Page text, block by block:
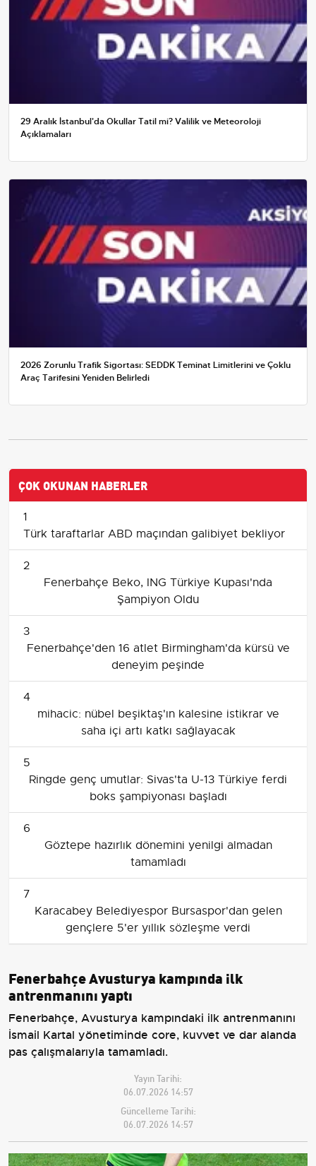
29 Aralık İstanbul'da Okullar Tatil mi? Valilik ve Meteoroloji
Açıklamaları
2026 Zorunlu Trafik Sigortası: SEDDK Teminat Limitlerini ve Çoklu
Araç Tarifesini Yeniden Belirledi
ÇOK OKUNAN HABERLER
1
Türk taraftarlar ABD maçından galibiyet bekliyor
2
Fenerbahçe Beko, ING Türkiye Kupası'nda
Şampiyon Oldu
3
Fenerbahçe'den 16 atlet Birmingham'da kürsü ve
deneyim peşinde
4
mihacic: nübel beşiktaş'ın kalesine istikrar ve
saha içi artı katkı sağlayacak
5
Ringde genç umutlar: Sivas'ta U-13 Türkiye ferdi
boks şampiyonası başladı
6
Göztepe hazırlık dönemini yenilgi almadan
tamamladı
7
Karacabey Belediyespor Bursaspor'dan gelen
gençlere 5'er yıllık sözleşme verdi
Fenerbahçe Avusturya kampında ilk
antrenmanını yaptı
Fenerbahçe, Avusturya kampındaki ilk antrenmanını
İsmail Kartal yönetiminde core, kuvvet ve dar alanda
pas çalışmalarıyla tamamladı.
Yayın Tarihi:
06.07.2026 14:57
Güncelleme Tarihi:
06.07.2026 14:57